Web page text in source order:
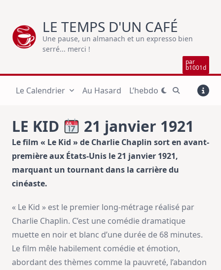
content
LE TEMPS D'UN CAFÉ
Une pause, un almanach et un expresso bien
serré... merci !
par
b1001d
Le Calendrier Au Hasard L’hebdo
LE KID 21 janvier 1921
Le film « Le Kid » de Charlie Chaplin sort en avant-
première aux États-Unis le 21 janvier 1921,
marquant un tournant dans la carrière du
cinéaste.
« Le Kid » est le premier long-métrage réalisé par
Charlie Chaplin. C’est une comédie dramatique
muette en noir et blanc d’une durée de 68 minutes.
Le film mêle habilement comédie et émotion,
abordant des thèmes comme la pauvreté, l’abandon